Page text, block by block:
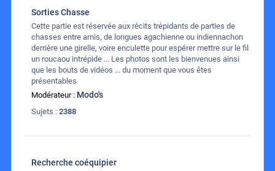
Sorties Chasse
Cette partie est réservée aux récits trépidants de parties de
chasses entre amis, de longues agachienne ou indiennachon
derrière une girelle, voire enculette pour espérer mettre sur le fil
un roucaou intrépide ... Les photos sont les bienvenues ainsi
que les bouts de vidéos ... du moment que vous êtes
présentables
Modérateur : Modo's
Sujets : 2388
Recherche coéquipier